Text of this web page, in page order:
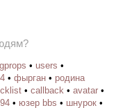
• users •
• фырган • родина
• callback • avatar •
• юзер bbs • шнурок •